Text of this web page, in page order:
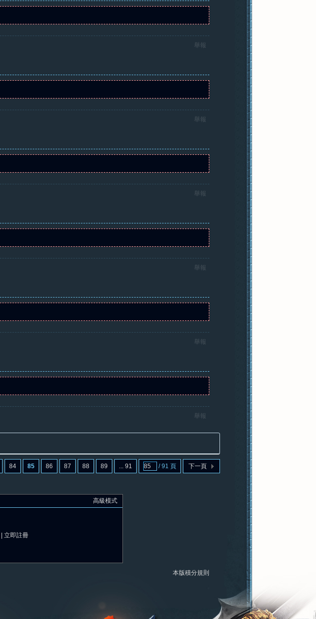
舉報
舉報
舉報
舉報
舉報
舉報
84 85 86 87 88 89 ... 91 / 91 頁 下一頁
高級模式
立即註冊
本版積分規則